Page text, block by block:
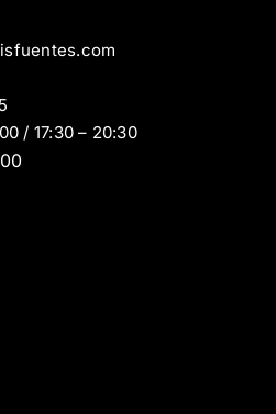
/ 17:30 – 20:30